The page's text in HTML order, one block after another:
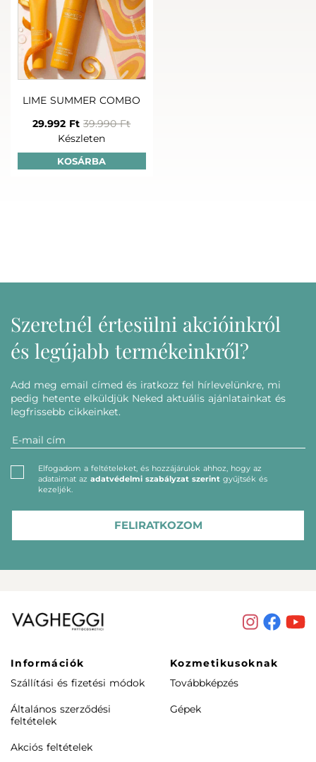
LIME SUMMER COMBO
29.992 Ft 39.990 Ft
Készleten
KOSÁRBA
Szeretnél értesülni akcióinkról
és legújabb termékeinkről?
Add meg email címed és iratkozz fel hírlevelünkre, mi
pedig hetente elküldjük Neked aktuális ajánlatainkat és
legfrissebb cikkeinket.
Elfogadom a feltételeket, és hozzájárulok ahhoz, hogy az
adataimat az adatvédelmi szabályzat szerint gyűjtsék és
kezeljék.
FELIRATKOZOM
Információk
Szállítási és fizetési módok
Általános szerződési
feltételek
Akciós feltételek
Kozmetikusoknak
Továbbképzés
Gépek